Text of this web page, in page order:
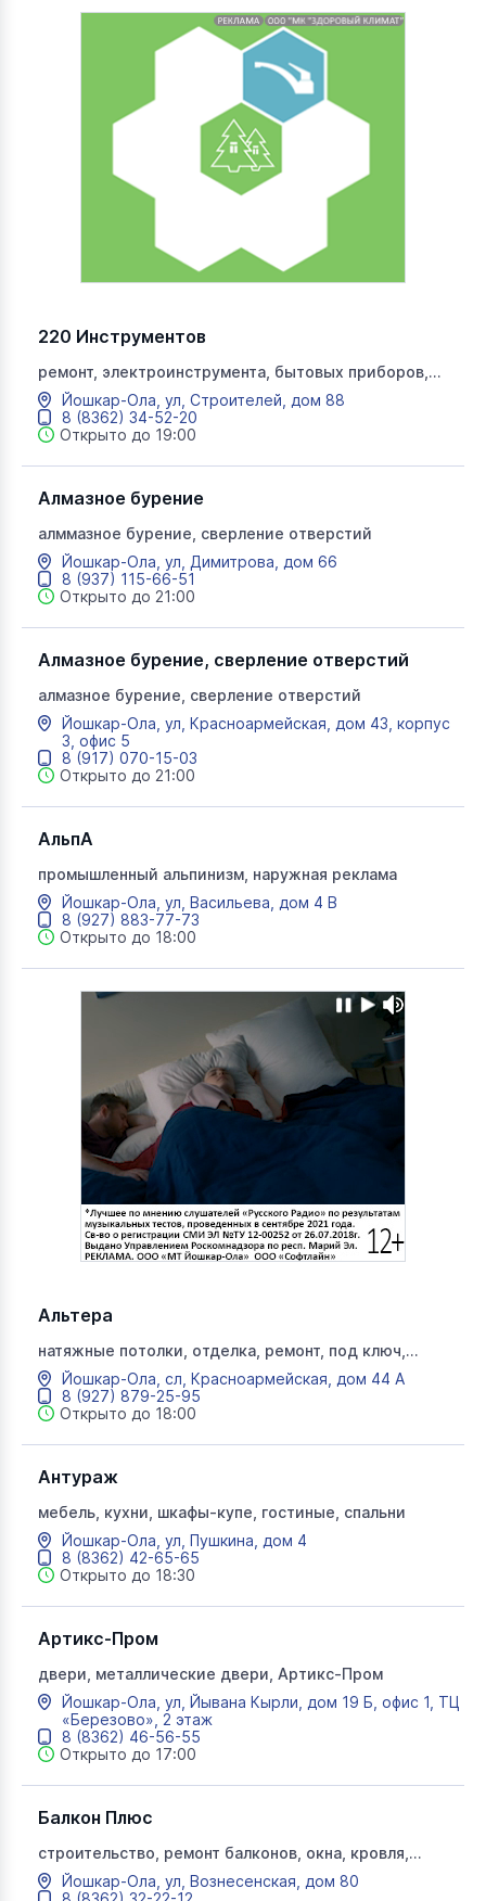
220 Инструментов
ремонт, электроинструмента, бытовых приборов,
электроинструмент
Йошкар-Ола, ул, Строителей, дом 88
8 (8362) 34-52-20
Открыто до 19:00
Алмазное бурение
алммазное бурение, сверление отверстий
Йошкар-Ола, ул, Димитрова, дом 66
8 (937) 115-66-51
Открыто до 21:00
Алмазное бурение, сверление отверстий
алмазное бурение, сверление отверстий
Йошкар-Ола, ул, Красноармейская, дом 43, корпус
3, офис 5
8 (917) 070-15-03
Открыто до 21:00
АльпА
промышленный альпинизм, наружная реклама
Йошкар-Ола, ул, Васильева, дом 4 В
8 (927) 883-77-73
Открыто до 18:00
Альтера
натяжные потолки, отделка, ремонт, под ключ,
строительство домов, альтера
Йошкар-Ола, сл, Красноармейская, дом 44 А
8 (927) 879-25-95
Открыто до 18:00
Антураж
мебель, кухни, шкафы-купе, гостиные, спальни
Йошкар-Ола, ул, Пушкина, дом 4
8 (8362) 42-65-65
Открыто до 18:30
Артикс-Пром
двери, металлические двери, Артикс-Пром
Йошкар-Ола, ул, Йывана Кырли, дом 19 Б, офис 1, ТЦ
«Березово», 2 этаж
8 (8362) 46-56-55
Открыто до 17:00
Балкон Плюс
строительство, ремонт балконов, окна, кровля,
Балкон +
Йошкар-Ола, ул, Вознесенская, дом 80